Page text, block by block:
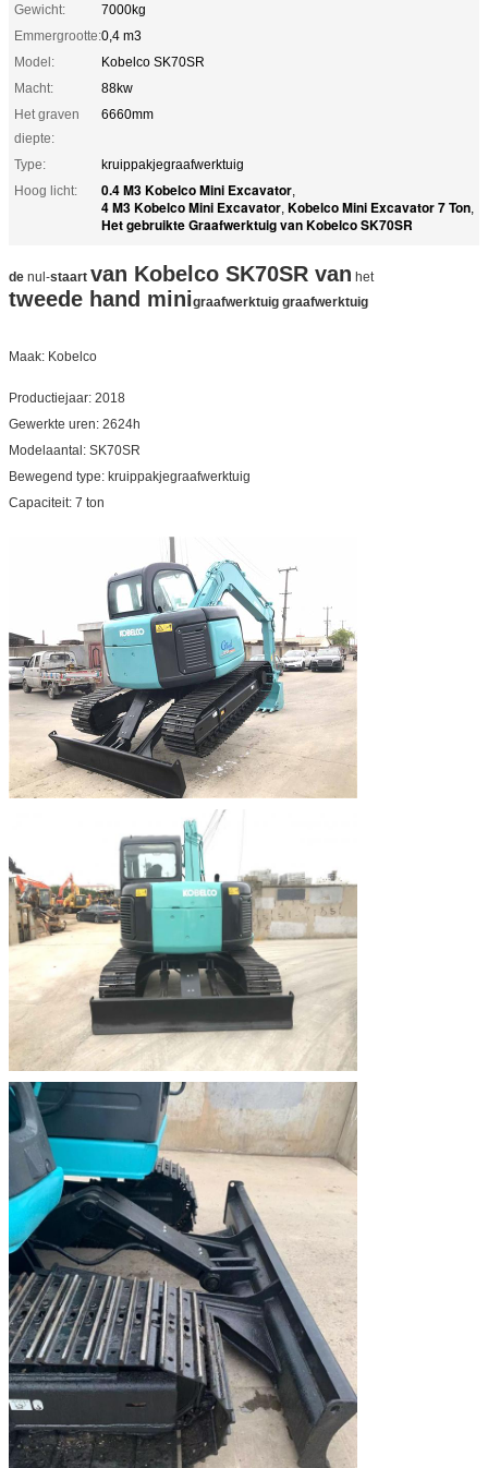
Gewicht:
7000kg
Emmergrootte:0,4 m3
Model:
Kobelco SK70SR
Macht:
88kw
Het graven
diepte:
6660mm
Type:
kruippakjegraafwerktuig
Hoog licht:
0.4 M3 Kobelco Mini Excavator,
4 M3 Kobelco Mini Excavator, Kobelco Mini Excavator 7 Ton,
Het gebruikte Graafwerktuig van Kobelco SK70SR
de nul-staart van Kobelco SK70SR van het
tweede hand minigraafwerktuig graafwerktuig
Maak: Kobelco
Productiejaar: 2018
Gewerkte uren: 2624h
Modelaantal: SK70SR
Bewegend type: kruippakjegraafwerktuig
Capaciteit: 7 ton